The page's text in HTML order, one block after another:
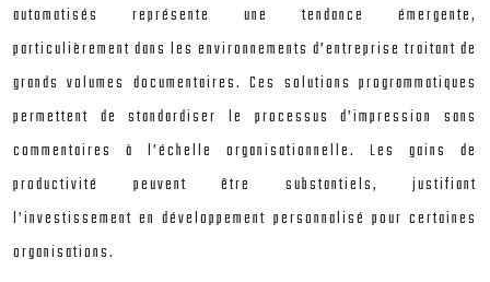
automatisés représente une tendance émergente,
particulièrement dans les environnements d’entreprise traitant de
grands volumes documentaires. Ces solutions programmatiques
permettent de standardiser le processus d’impression sans
commentaires à l’échelle organisationnelle. Les gains de
productivité peuvent être substantiels, justifiant
l’investissement en développement personnalisé pour certaines
organisations.